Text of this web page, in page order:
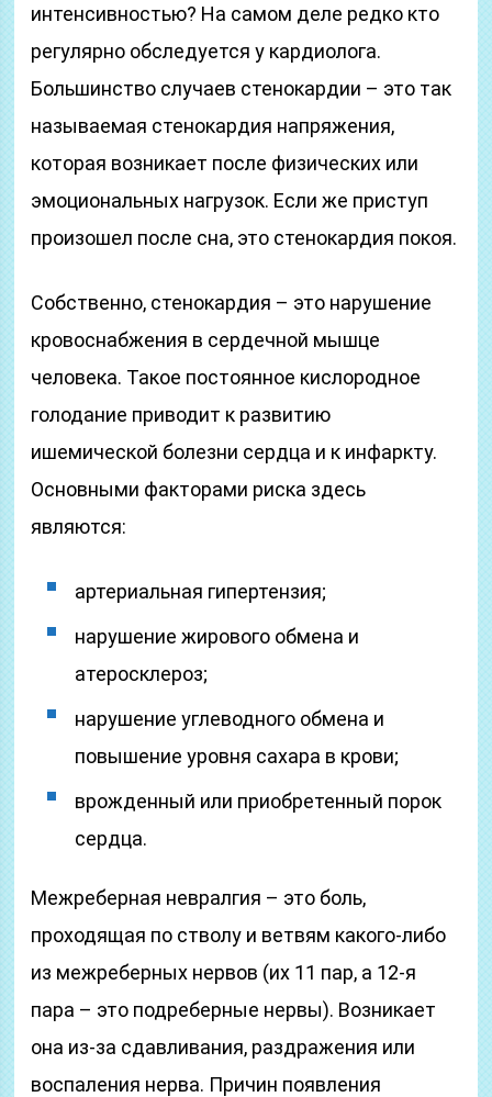
интенсивностью? На самом деле редко кто
регулярно обследуется у кардиолога.
Большинство случаев стенокардии – это так
называемая стенокардия напряжения,
которая возникает после физических или
эмоциональных нагрузок. Если же приступ
произошел после сна, это стенокардия покоя.
Собственно, стенокардия – это нарушение
кровоснабжения в сердечной мышце
человека. Такое постоянное кислородное
голодание приводит к развитию
ишемической болезни сердца и к инфаркту.
Основными факторами риска здесь
являются:
артериальная гипертензия;
нарушение жирового обмена и
атеросклероз;
нарушение углеводного обмена и
повышение уровня сахара в крови;
врожденный или приобретенный порок
сердца.
Межреберная невралгия – это боль,
проходящая по стволу и ветвям какого-либо
из межреберных нервов (их 11 пар, а 12-я
пара – это подреберные нервы). Возникает
она из-за сдавливания, раздражения или
воспаления нерва. Причин появления